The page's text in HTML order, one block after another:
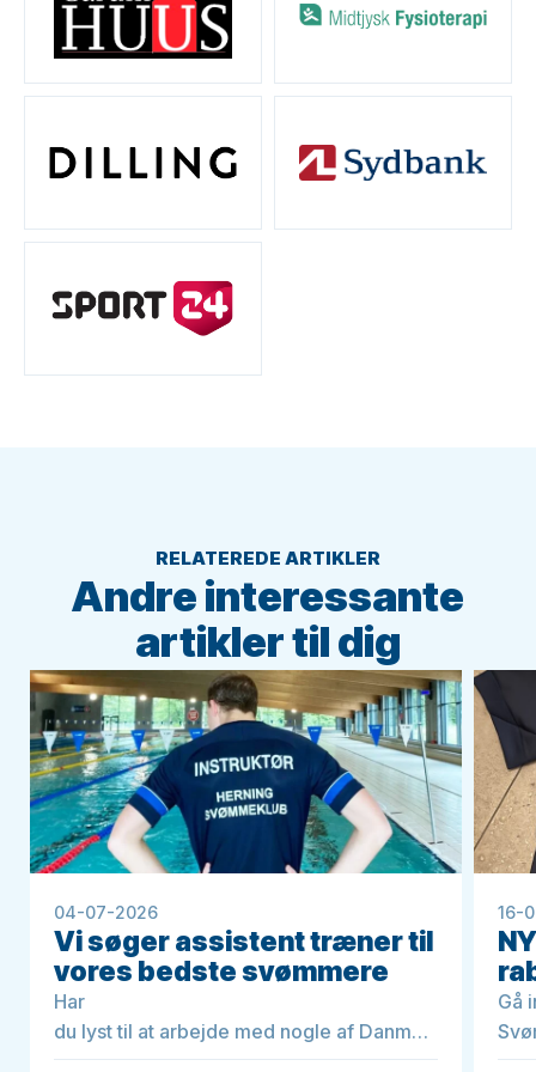
RELATEREDE ARTIKLER
Andre interessante
artikler til dig
04-07-2026
Vi søger assistent træner til
vores bedste svømmere
Har
du lyst til at arbejde med nogle af Danmarks mest
og være med til at præge udviklingen af
16-
Gå